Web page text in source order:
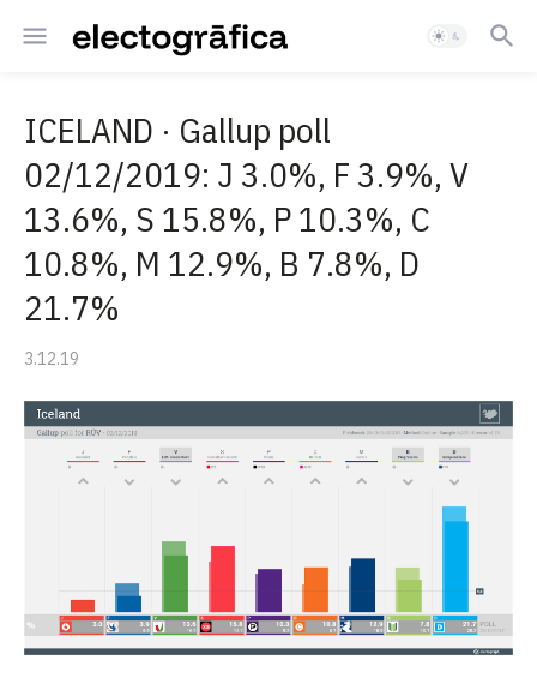
ICELAND · Gallup poll
02/12/2019: J 3.0%, F 3.9%, V
13.6%, S 15.8%, P 10.3%, C
10.8%, M 12.9%, B 7.8%, D
21.7%
3.12.19